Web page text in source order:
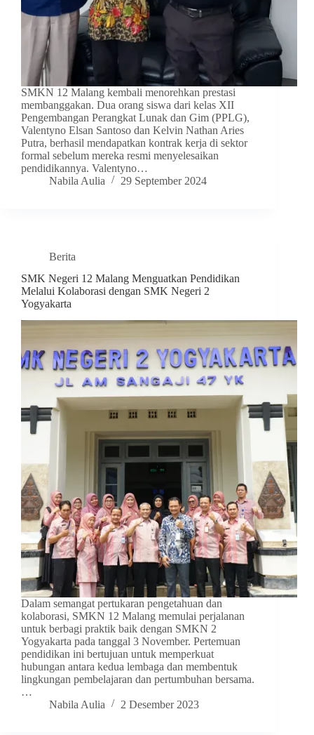
SMKN 12 Malang kembali menorehkan prestasi
membanggakan. Dua orang siswa dari kelas XII
Pengembangan Perangkat Lunak dan Gim (PPLG),
Valentyno Elsan Santoso dan Kelvin Nathan Aries
Putra, berhasil mendapatkan kontrak kerja di sektor
formal sebelum mereka resmi menyelesaikan
pendidikannya. Valentyno…
Nabila Aulia
29 September 2024
Berita
SMK Negeri 12 Malang Menguatkan Pendidikan
Melalui Kolaborasi dengan SMK Negeri 2
Yogyakarta
Dalam semangat pertukaran pengetahuan dan
kolaborasi, SMKN 12 Malang memulai perjalanan
untuk berbagi praktik baik dengan SMKN 2
Yogyakarta pada tanggal 3 November. Pertemuan
pendidikan ini bertujuan untuk memperkuat
hubungan antara kedua lembaga dan membentuk
lingkungan pembelajaran dan pertumbuhan bersama.
…
Nabila Aulia
2 Desember 2023